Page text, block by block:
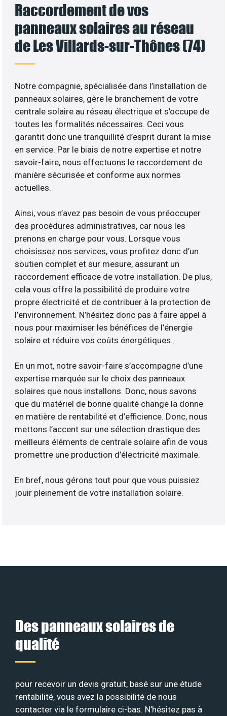
Raccordement de vos
panneaux solaires au réseau
de Les Villards-sur-Thônes (74)
Notre compagnie, spécialisée dans l’installation de
panneaux solaires, gère le branchement de votre
centrale solaire au réseau électrique et s’occupe de
toutes les formalités nécessaires. Ceci vous
garantit donc une tranquillité d’esprit durant la mise
en service. Par le biais de notre expertise et notre
savoir-faire, nous effectuons le raccordement de
manière sécurisée et conforme aux normes
actuelles.
Ainsi, vous n’avez pas besoin de vous préoccuper
des procédures administratives, car nous les
prenons en charge pour vous. Lorsque vous
choisissez nos services, vous profitez donc d’un
soutien complet et sur mesure, assurant un
raccordement efficace de votre installation. De plus,
cela vous offre la possibilité de produire votre
propre électricité et de contribuer à la protection de
l’environnement. N’hésitez donc pas à faire appel à
nous pour maximiser les bénéfices de l’énergie
solaire et réduire vos coûts énergétiques.
En un mot, notre savoir-faire s’accompagne d’une
expertise marquée sur le choix des panneaux
solaires que nous installons. Donc, nous savons
que du matériel de bonne qualité change la donne
en matière de rentabilité et d’efficience. Donc, nous
mettons l’accent sur une sélection drastique des
meilleurs éléments de centrale solaire afin de vous
promettre une production d’électricité maximale.
En bref, nous gérons tout pour que vous puissiez
jouir pleinement de votre installation solaire.
Des panneaux solaires de
qualité
pour recevoir un devis gratuit, basé sur une étude
rentabilité, vous avez la possibilité de nous
contacter via le formulaire ci-bas. N’hésitez pas à